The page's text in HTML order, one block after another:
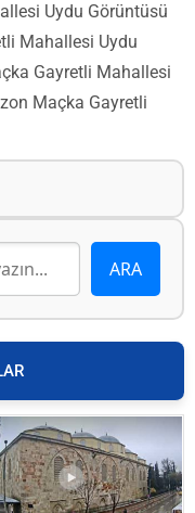
Uydu Görüntüsü
Mahallesi Uydu
Gayretli Mahallesi
Maçka Gayretli